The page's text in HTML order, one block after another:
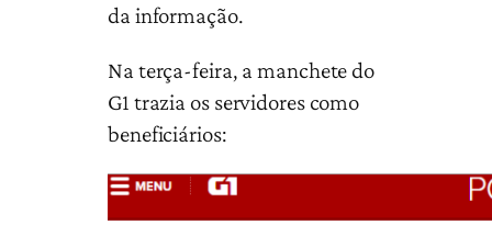
da informação.
Na terça-feira, a manchete do
G1 trazia os servidores como
beneficiários: